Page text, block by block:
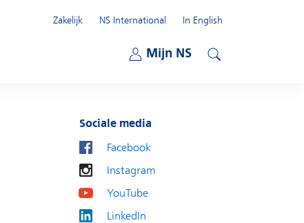
Mijn NS
Zakelijk
NS International
In English
Sociale media
Facebook
Instagram
YouTube
LinkedIn